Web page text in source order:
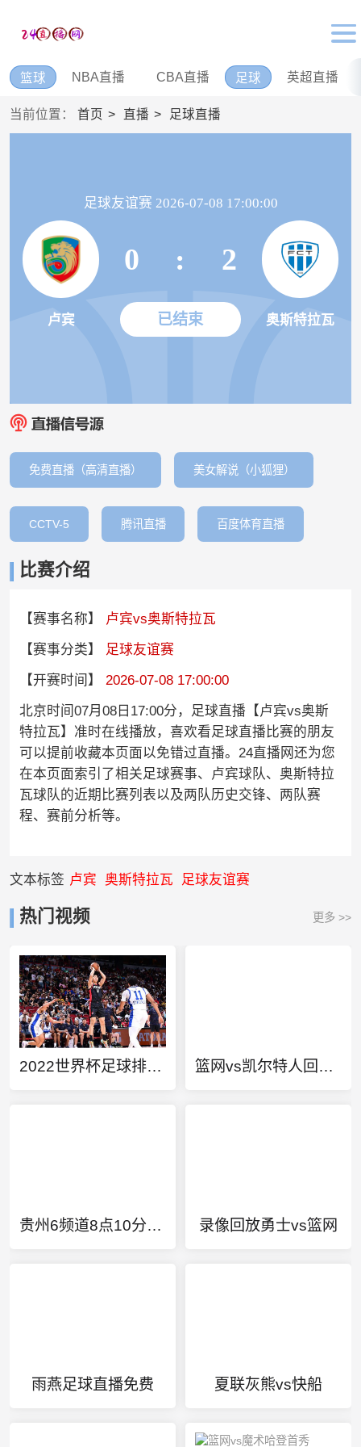
篮球 NBA直播 CBA直播 足球 英超直播
当前位置： 首页 直播 足球直播
足球友谊赛 2026-07-08 17:00:00
卢宾
0 : 2
已结束 奥斯特拉瓦
免费直播（高清直播） 美女解说（小狐狸）
CCTV-5 腾讯直播 百度体育直播
比赛介绍
【赛事名称】
卢宾vs奥斯特拉瓦
【赛事分类】
足球友谊赛
【开赛时间】
2026-07-08 17:00:00
北京时间07月08日17:00分，足球直播【卢宾vs奥斯
特拉瓦】准时在线播放，喜欢看足球直播比赛的朋友
可以提前收藏本页面以免错过直播。24直播网还为您
在本页面索引了相关足球赛事、卢宾球队、奥斯特拉
瓦球队的近期比赛列表以及两队历史交锋、两队赛
程、赛前分析等。
文本标签 卢宾 奥斯特拉瓦 足球友谊赛
热门视频 更多 >>
2022世界杯足球排行榜 篮网vs凯尔特人回放3
贵州6频道8点10分的直播 录像回放勇士vs篮网
雨燕足球直播免费 夏联灰熊vs快船